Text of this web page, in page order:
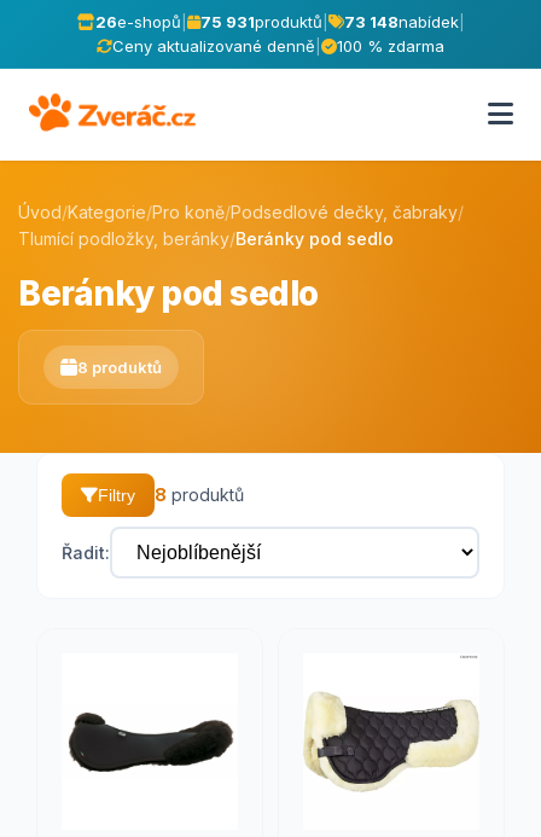
26e-shopů 75 931produktů 73 148nabídek|
Ceny aktualizované denně
100 % zdarma
Úvod/Kategorie/Pro koně/Podsedlové dečky, čabraky/
Tlumící podložky, beránky/Beránky pod sedlo
Beránky pod sedlo
8 produktů
Filtry 8 produktů
Řadit: